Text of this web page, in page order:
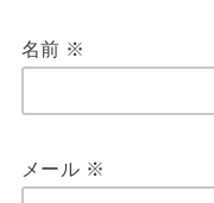
名前 ※
メール ※